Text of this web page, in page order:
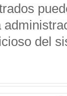
del